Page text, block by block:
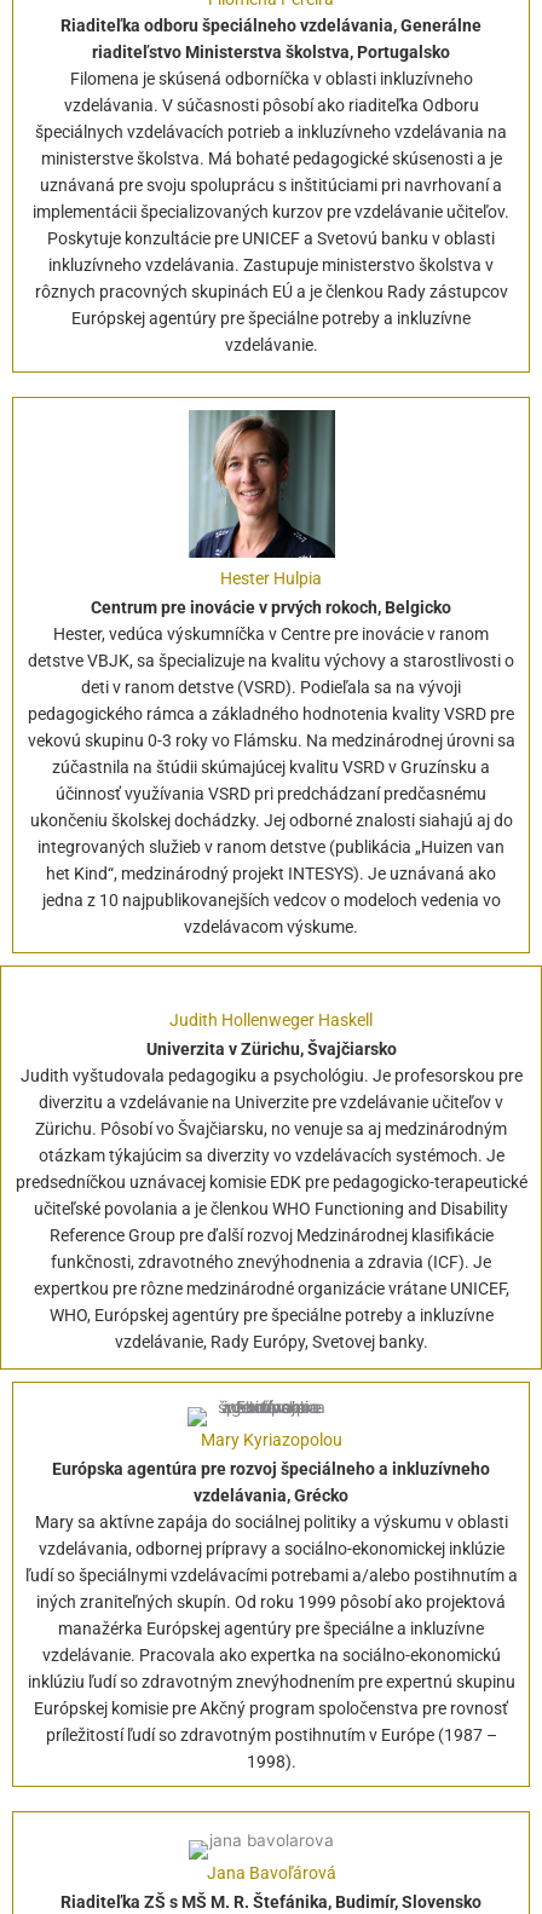
Riaditeľka odboru špeciálneho vzdelávania, Generálne
riaditeľstvo Ministerstva školstva, Portugalsko
Filomena je skúsená odborníčka v oblasti inkluzívneho
vzdelávania. V súčasnosti pôsobí ako riaditeľka Odboru
špeciálnych vzdelávacích potrieb a inkluzívneho vzdelávania na
ministerstve školstva. Má bohaté pedagogické skúsenosti a je
uznávaná pre svoju spoluprácu s inštitúciami pri navrhovaní a
implementácii špecializovaných kurzov pre vzdelávanie učiteľov.
Poskytuje konzultácie pre UNICEF a Svetovú banku v oblasti
inkluzívneho vzdelávania. Zastupuje ministerstvo školstva v
rôznych pracovných skupinách EÚ a je členkou Rady zástupcov
Európskej agentúry pre špeciálne potreby a inkluzívne
vzdelávanie.
Hester Hulpia
Centrum pre inovácie v prvých rokoch, Belgicko
Hester, vedúca výskumníčka v Centre pre inovácie v ranom
detstve VBJK, sa špecializuje na kvalitu výchovy a starostlivosti o
deti v ranom detstve (VSRD). Podieľala sa na vývoji
pedagogického rámca a základného hodnotenia kvality VSRD pre
vekovú skupinu 0-3 roky vo Flámsku. Na medzinárodnej úrovni sa
zúčastnila na štúdii skúmajúcej kvalitu VSRD v Gruzínsku a
účinnosť využívania VSRD pri predchádzaní predčasnému
ukončeniu školskej dochádzky. Jej odborné znalosti siahajú aj do
integrovaných služieb v ranom detstve (publikácia „Huizen van
het Kind“, medzinárodný projekt INTESYS). Je uznávaná ako
jedna z 10 najpublikovanejších vedcov o modeloch vedenia vo
vzdelávacom výskume.
Judith Hollenweger Haskell
Univerzita v Zürichu, Švajčiarsko
Judith vyštudovala pedagogiku a psychológiu. Je profesorskou pre
diverzitu a vzdelávanie na Univerzite pre vzdelávanie učiteľov v
Zürichu. Pôsobí vo Švajčiarsku, no venuje sa aj medzinárodným
otázkam týkajúcim sa diverzity vo vzdelávacích systémoch. Je
predsedníčkou uznávacej komisie EDK pre pedagogicko-terapeutické
učiteľské povolania a je členkou WHO Functioning and Disability
Reference Group pre ďalší rozvoj Medzinárodnej klasifikácie
funkčnosti, zdravotného znevýhodnenia a zdravia (ICF). Je
expertkou pre rôzne medzinárodné organizácie vrátane UNICEF,
WHO, Európskej agentúry pre špeciálne potreby a inkluzívne
vzdelávanie, Rady Európy, Svetovej banky.
Mary Kyriazopolou
Európska agentúra pre rozvoj špeciálneho a inkluzívneho
vzdelávania, Grécko
Mary sa aktívne zapája do sociálnej politiky a výskumu v oblasti
vzdelávania, odbornej prípravy a sociálno-ekonomickej inklúzie
ľudí so špeciálnymi vzdelávacími potrebami a/alebo postihnutím a
iných zraniteľných skupín. Od roku 1999 pôsobí ako projektová
manažérka Európskej agentúry pre špeciálne a inkluzívne
vzdelávanie. Pracovala ako expertka na sociálno-ekonomickú
inklúziu ľudí so zdravotným znevýhodnením pre expertnú skupinu
Európskej komisie pre Akčný program spoločenstva pre rovnosť
príležitostí ľudí so zdravotným postihnutím v Európe (1987 –
1998).
Jana Bavoľárová
Riaditeľka ZŠ s MŠ M. R. Štefánika, Budimír, Slovensko